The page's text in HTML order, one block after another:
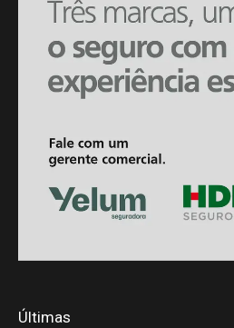
Últimas